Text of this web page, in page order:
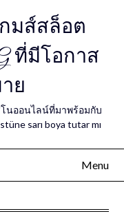
กมส์สล็อต
ที่มีโอกาส
ย
นออนไลน์ที่มาพร้อมกับ
sarı boya tutar mı
Menu